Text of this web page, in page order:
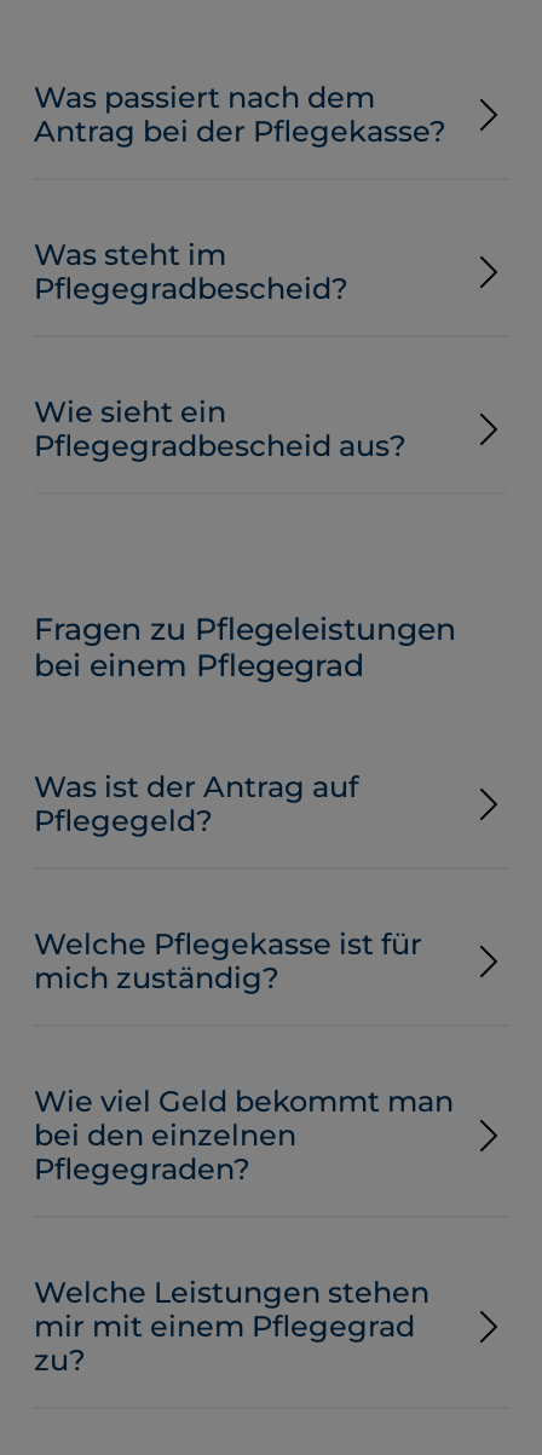
Was passiert nach dem
Antrag bei der Pflegekasse?
Was steht im
Pflegegradbescheid?
Wie sieht ein
Pflegegradbescheid aus?
Fragen zu Pflegeleistungen
bei einem Pflegegrad
Was ist der Antrag auf
Pflegegeld?
Welche Pflegekasse ist für
mich zuständig?
Wie viel Geld bekommt man
bei den einzelnen
Pflegegraden?
Welche Leistungen stehen
mir mit einem Pflegegrad
zu?